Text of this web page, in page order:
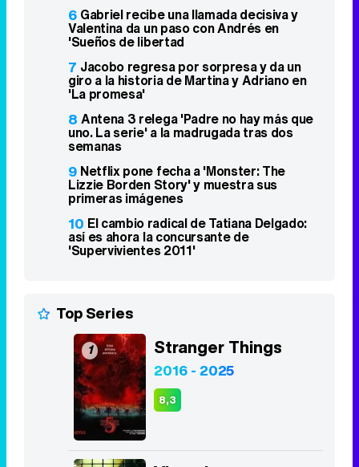
6 Gabriel recibe una llamada decisiva y
Valentina da un paso con Andrés en
'Sueños de libertad
7 Jacobo regresa por sorpresa y da un
giro a la historia de Martina y Adriano en
'La promesa'
8 Antena 3 relega 'Padre no hay más que
uno. La serie' a la madrugada tras dos
semanas
9 Netflix pone fecha a 'Monster: The
Lizzie Borden Story' y muestra sus
primeras imágenes
10 El cambio radical de Tatiana Delgado:
así es ahora la concursante de
'Supervivientes 2011'
Top Series
1 Stranger Things
2016 - 2025
8,3